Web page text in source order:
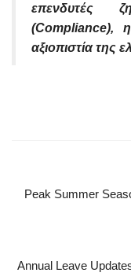
επενδυτές
(Compliance),
αξιοπιστία της
Peak Summer
Annual Leave